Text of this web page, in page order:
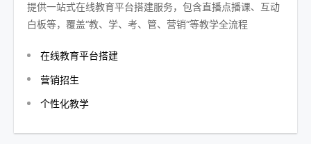
提供一站式在线教育平台搭建服务，包含直播点播课、互动
白板等，覆盖“教、学、考、管、营销“等教学全流程
在线教育平台搭建
营销招生
个性化教学